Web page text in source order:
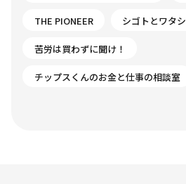
THE PIONEER シゴトとワタシ
苦労は買わずに聞け！
チップスくんのお金と仕事の相談室